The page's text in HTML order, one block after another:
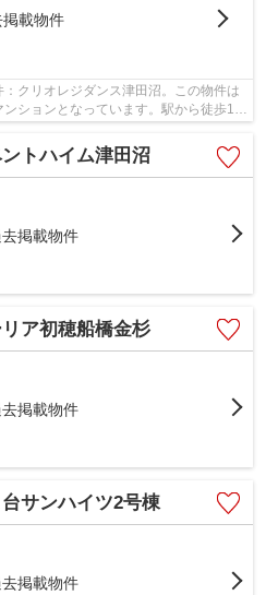
掲載物件
クリオレジダンス津田沼。この物件は
ションとなっています。駅から徒歩13
ならお勧めの...
トハイム津田沼
掲載物件
ア初穂船橋金杉
掲載物件
サンハイツ2号棟
掲載物件